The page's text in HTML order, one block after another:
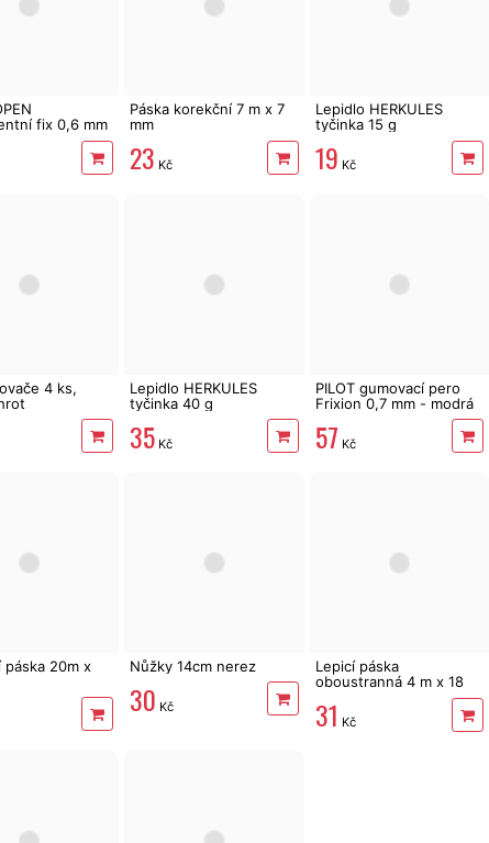
fix 0,6 mm
Páska korekční 7 m x 7
mm
23 Kč
Lepidlo HERKULES
tyčinka 15 g
19 Kč
4 ks,
Lepidlo HERKULES
tyčinka 40 g
35 Kč
PILOT gumovací pero
Frixion 0,7 mm - modrá
57 Kč
páska 20m x
Nůžky 14cm nerez
30 Kč
Lepicí páska
oboustranná 4 m x 18
31 Kč